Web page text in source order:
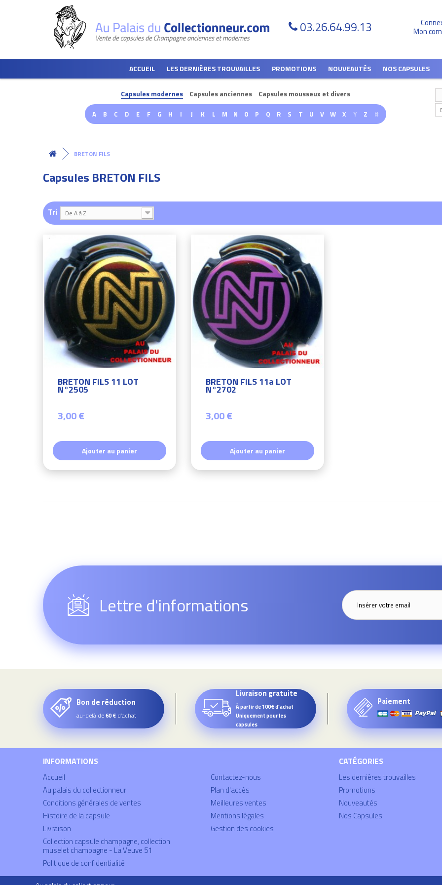
03.26.64.99.13 Mon
ACCUEIL LES DERNIÈRES TROUVAILLES PROMOTIONS NOUVEAUTÉS NOS CAPSULES
Capsules modernes Capsules anciennes Capsules mousseux et divers
A B C D E F G H I J K L M N O P Q R S T U V W X Y Z #
BRETON FILS
Capsules BRETON FILS
Tri De A à Z
BRETON FILS 11 LOT
N°2505
3,00 €
Ajouter au panier
BRETON FILS 11a LOT
N°2702
3,00 €
Ajouter au panier
Lettre d'informations
Bon de réduction
au-delà de60 € d’achat
Livraison gratuite
À partir de 100€ d'achat
Uniquement pour les
capsules
Paiement
INFORMATIONS
Accueil
Au palais du collectionneur
Conditions générales de ventes
Histoire de la capsule
Livraison
Collection capsule champagne, collection
muselet champagne - La Veuve 51
Politique de confidentialité
Contactez-nous
Plan d'accès
Meilleures ventes
Mentions légales
Gestion des cookies
CATÉGORIES
Les dernières trouvailles
Promotions
Nouveautés
Nos Capsules